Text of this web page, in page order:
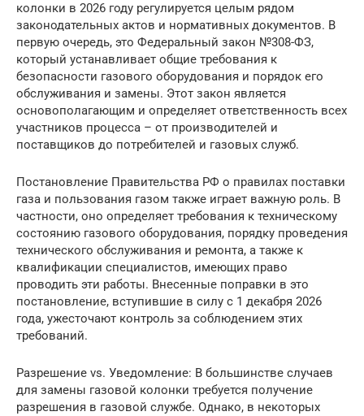
колонки в 2026 году регулируется целым рядом
законодательных актов и нормативных документов. В
первую очередь, это Федеральный закон №308-ФЗ,
который устанавливает общие требования к
безопасности газового оборудования и порядок его
обслуживания и замены. Этот закон является
основополагающим и определяет ответственность всех
участников процесса – от производителей и
поставщиков до потребителей и газовых служб.
Постановление Правительства РФ о правилах поставки
газа и пользования газом также играет важную роль. В
частности, оно определяет требования к техническому
состоянию газового оборудования, порядку проведения
технического обслуживания и ремонта, а также к
квалификации специалистов, имеющих право
проводить эти работы. Внесенные поправки в это
постановление, вступившие в силу с 1 декабря 2026
года, ужесточают контроль за соблюдением этих
требований.
Разрешение vs. Уведомление: В большинстве случаев
для замены газовой колонки требуется получение
разрешения в газовой службе. Однако, в некоторых